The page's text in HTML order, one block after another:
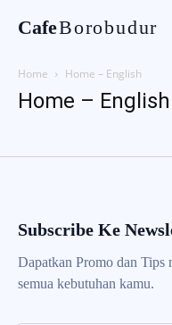
CafeBorobudur
Home Home – English
Home – English
Subscribe Ke
Dapatkan Promo dan Tips
semua kebutuhan kamu.